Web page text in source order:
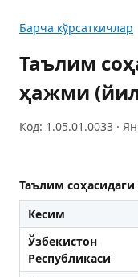
Барча кўрсаткичлар
Таълим
ҳажми
Код: 1.05.01.0033 ·
Таълим
Кесим
Ўзбекистон
Республикаси